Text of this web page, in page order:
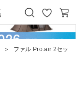
お
気
カ
ー
＞ ファル Pro.air 2セット